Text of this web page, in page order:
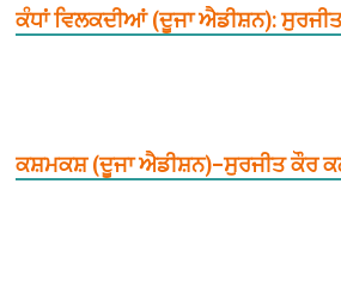
ਕੰਧਾਂ ਵਿਲਕਦੀਆਂ (ਦੂਜਾ ਐਡੀਸ਼ਨ):
ਕਸ਼ਮਕਸ਼ (ਦੂਜਾ ਐਡੀਸ਼ਨ)–ਸੁਰਜੀਤ ਕੌਰ